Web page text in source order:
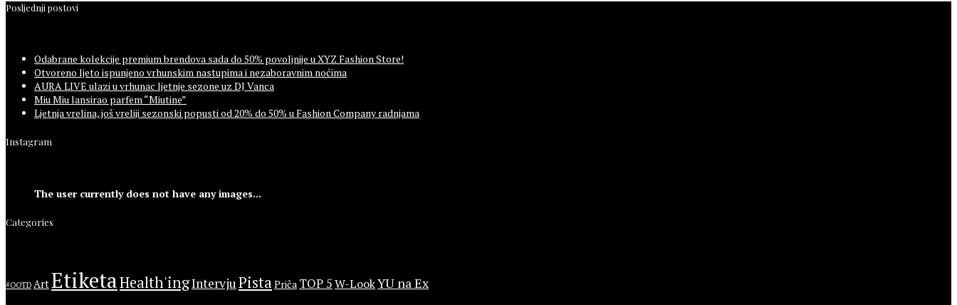
Posljednji postovi
Odabrane kolekcije premium brendova sada do 50% povoljnije u XYZ Fashion Store!
Otvoreno ljeto ispunjeno vrhunskim nastupima i nezaboravnim noćima
AURA LIVE ulazi u vrhunac ljetnje sezone uz DJ Vanca
Miu Miu lansirao parfem “Miutine”
Ljetnja vrelina, još vreliji sezonski popusti od 20% do 50% u Fashion Company radnjama
Instagram
The user currently does not have any images...
Categories
#OOTD ArtEtiketaHealth'ingIntervjuPistaPriča TOP 5W-LookYU na Ex